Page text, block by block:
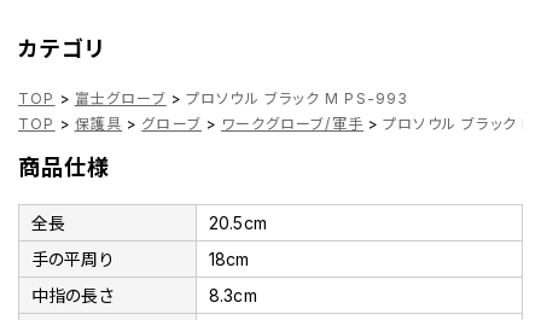
カテゴリ
TOP > 富士グローブ > プロソウル ブラック M PS-993
TOP > 保護具 > グローブ > ワークグローブ/軍手 > プロソウル ブラック
商品仕様
全長
20.5cm
手の平周り
18cm
中指の長さ
8.3cm